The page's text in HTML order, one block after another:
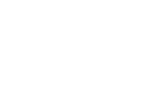
– Economía Directa/